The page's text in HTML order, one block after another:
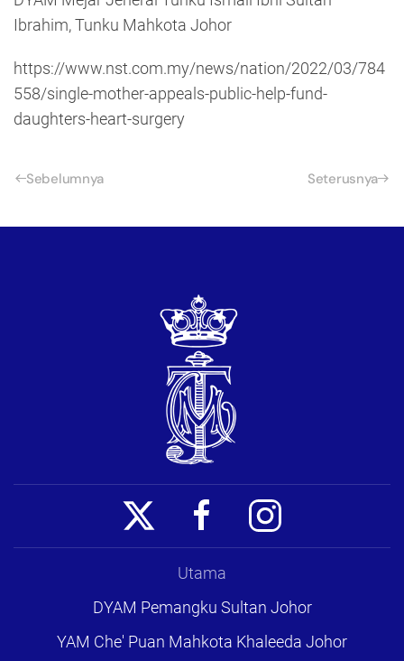
Ibrahim, Tunku Mahkota Johor
https://www.nst.com.my/news/nation/2022/03/784
558/single-mother-appeals-public-help-fund-
daughters-heart-surgery
Sebelumnya Seterusnya
Utama
DYAM Pemangku Sultan Johor
YAM Che' Puan Mahkota Khaleeda Johor